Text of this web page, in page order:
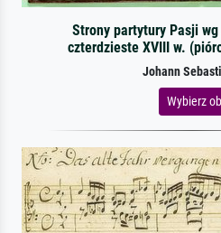
Strony partytury Pasji
czterdzieste XVIII w.
Johann
Wybierz